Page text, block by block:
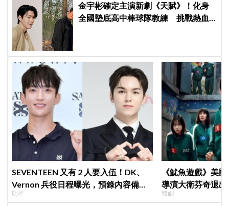
金宇彬確定主演新劇《天賦》！化身
全國墊底高中棒球隊教練 挑戰熱血
SEVENTEEN 又有 2 人要入伍！DK、
Vernon 兵役日程曝光，預錄內容備齊
寵粉不間斷
明星
《魷魚遊戲》美
導演大衛芬奇退
聞也破局
韓劇